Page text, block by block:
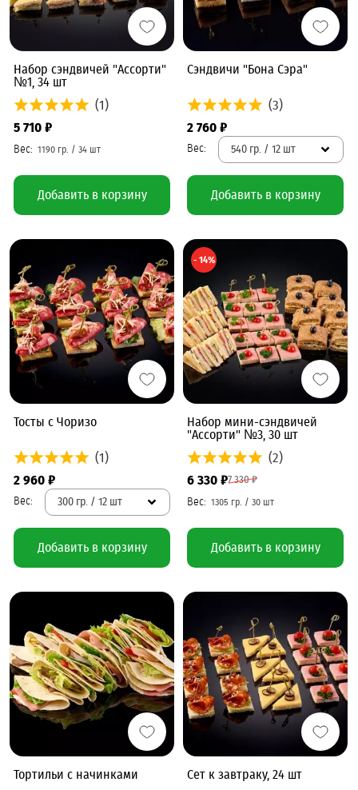
Набор сэндвичей "Ассорти"
№1, 34 шт
(1)
5 710 ₽
Добавить в корзину
Сэндвичи "Бона Сэра"
(3)
2 760 ₽
540 гр. / 12 шт
Добавить в корзину
Тосты с Чоризо
(1)
2 960 ₽
300 гр. / 12 шт
Добавить в корзину
Набор мини-сэндвичей
"Ассорти" №3, 30 шт
(2)
7 330 ₽
6 330 ₽
Добавить в корзину
- 14%
Тортильи с начинками Сет к завтраку, 24 шт